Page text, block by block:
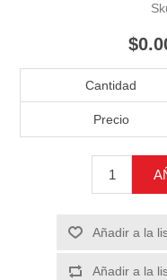
Cantidad
Precio
Añadir a la
Añadir a la